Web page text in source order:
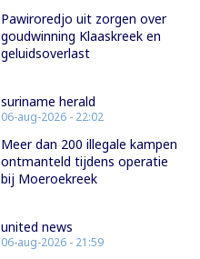
Pawiroredjo uit zorgen over
goudwinning Klaaskreek en
geluidsoverlast
suriname herald
06-aug-2026 - 22:02
Meer dan 200 illegale kampen
ontmanteld tijdens operatie
bij Moeroekreek
united news
06-aug-2026 - 21:59